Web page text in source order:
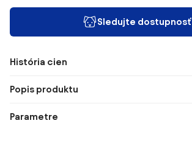
Sledujte dostupnosť
História cien
Popis produktu
Parametre